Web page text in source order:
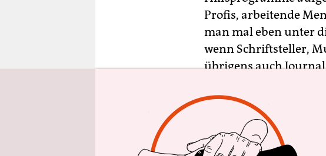
Profis, arbeitende
man mal eben unter
wenn Schriftsteller,
übrigens auch
Insbesondere wenn
generiert wird?
Selbstverständlich
aber ebenso